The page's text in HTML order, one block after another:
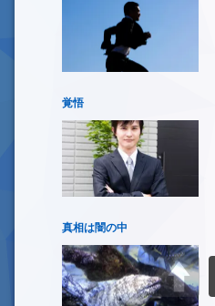
覚悟
真相は闇の中